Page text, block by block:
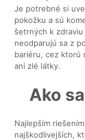
Je potrebné si
pokožku a sú
šetrných k
neodparujú sa z
bariéru, cez ktorú
ani zlé látky.
Ako
Najlepším
najškodlivejších,